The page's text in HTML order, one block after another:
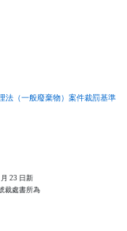
法（一般廢棄物）案件裁罰基準
23 日新
裁處書所為